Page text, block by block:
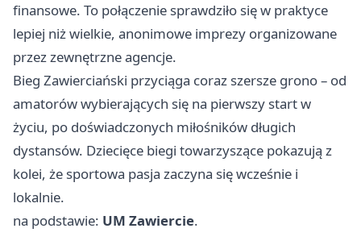
finansowe. To połączenie sprawdziło się w praktyce
lepiej niż wielkie, anonimowe imprezy organizowane
przez zewnętrzne agencje.
Bieg Zawierciański przyciąga coraz szersze grono – od
amatorów wybierających się na pierwszy start w
życiu, po doświadczonych miłośników długich
dystansów. Dziecięce biegi towarzyszące pokazują z
kolei, że sportowa pasja zaczyna się wcześnie i
lokalnie.
na podstawie: UM Zawiercie.